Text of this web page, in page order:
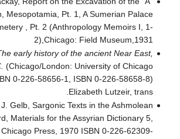
Mesopotamia, Pt. 1, A Sumerian Palace
, Pt. 2 (Anthropology Memoirs I, 1-
2),Chicago: Field Museum,1931
early history of the ancient Near East,
(Chicago/London: University of Chicago
0-226-58656-1, ISBN 0-226-58658-8)
Elizabeth Lutzeir, trans.
Gelb, Sargonic Texts in the Ashmolean
Materials for the Assyrian Dictionary 5,
Press, 1970 ISBN 0-226-62309-